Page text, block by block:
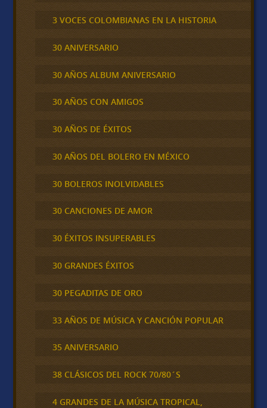
3 VOCES COLOMBIANAS EN LA HISTORIA
30 ANIVERSARIO
30 AÑOS ALBUM ANIVERSARIO
30 AÑOS CON AMIGOS
30 AÑOS DE ÉXITOS
30 AÑOS DEL BOLERO EN MÉXICO
30 BOLEROS INOLVIDABLES
30 CANCIONES DE AMOR
30 ÉXITOS INSUPERABLES
30 GRANDES ÉXITOS
30 PEGADITAS DE ORO
33 AÑOS DE MÚSICA Y CANCIÓN POPULAR
35 ANIVERSARIO
38 CLÁSICOS DEL ROCK 70/80´S
4 GRANDES DE LA MÚSICA TROPICAL,